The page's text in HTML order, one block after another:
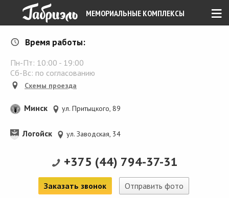
≡
МЕМОРИАЛЬНЫЕ КОМПЛЕКСЫ
Время работы:
Пн-Пт: 10:00 - 19:00
Сб-Вс: по согласованию
Схемы проезда
Минск ул. Притыцкого, 89
Логойск ул. Заводская, 34
+375 (44) 794-37-31
Заказать звонок Отправить фото